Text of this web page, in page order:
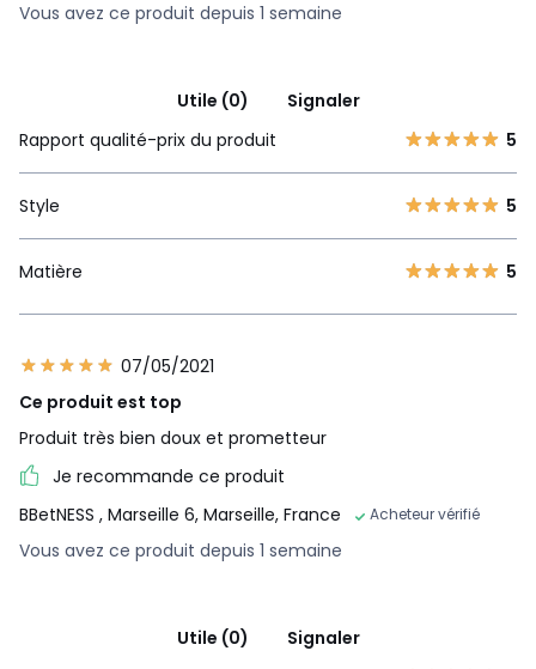
Vous avez ce produit depuis 1 semaine
Utile (0)
Signaler
Rapport qualité-prix du produit
5
Style 5
Matière 5
07/05/2021
Ce produit est top
Produit très bien doux et prometteur
Je recommande ce produit
BBetNESS , Marseille 6, Marseille, France Acheteur vérifié
Vous avez ce produit depuis 1 semaine
Utile (0)
Signaler